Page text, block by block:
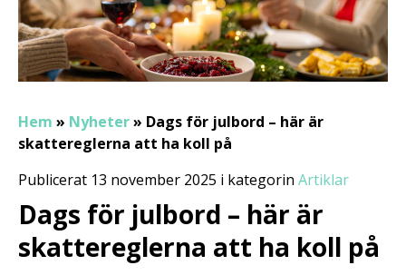
Hem » Nyheter» Dags för julbord – här är
skattereglerna att ha koll på
Publicerat 13 november 2025 i kategorin Artiklar
Dags för julbord – här är
skattereglerna att ha koll på